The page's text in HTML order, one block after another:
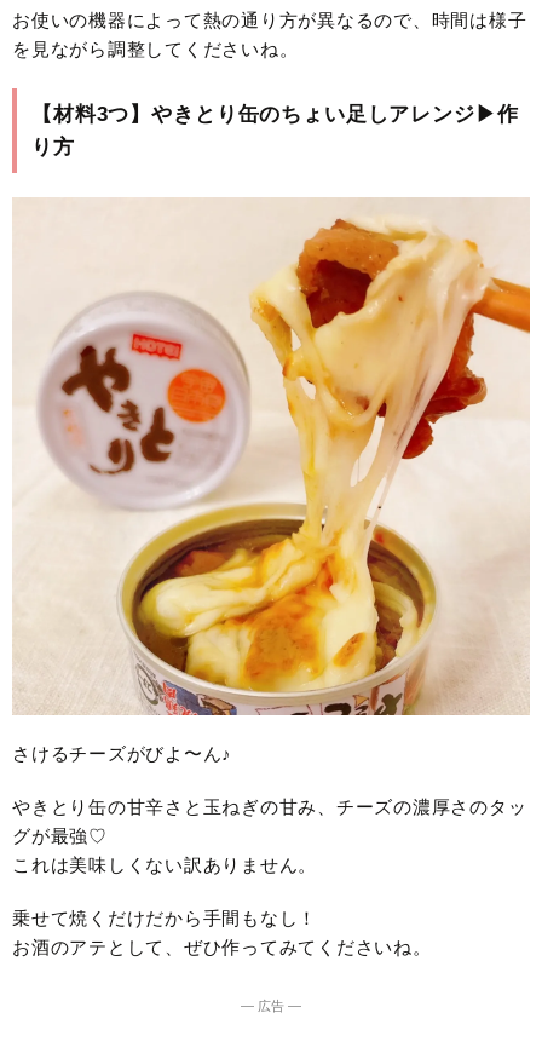
お使いの機器によって熱の通り方が異なるので、時間は様子
を見ながら調整してくださいね。
【材料3つ】やきとり缶のちょい足しアレンジ▶作
り方
さけるチーズがびよ〜ん♪
やきとり缶の甘辛さと玉ねぎの甘み、チーズの濃厚さのタッ
グが最強♡
これは美味しくない訳ありません。
乗せて焼くだけだから手間もなし！
お酒のアテとして、ぜひ作ってみてくださいね。
― 広告 ―